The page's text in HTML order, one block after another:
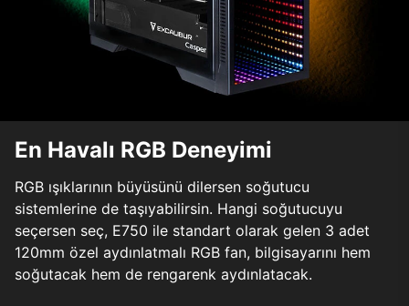
En Havalı RGB Deneyimi
RGB ışıklarının büyüsünü dilersen soğutucu
sistemlerine de taşıyabilirsin. Hangi soğutucuyu
seçersen seç, E750 ile standart olarak gelen 3 adet
120mm özel aydınlatmalı RGB fan, bilgisayarını hem
soğutacak hem de rengarenk aydınlatacak.